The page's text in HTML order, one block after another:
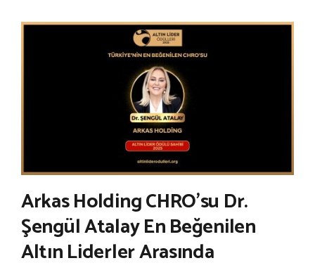
Arkas Holding CHRO’su Dr.
Şengül Atalay En Beğenilen
Altın Liderler Arasında